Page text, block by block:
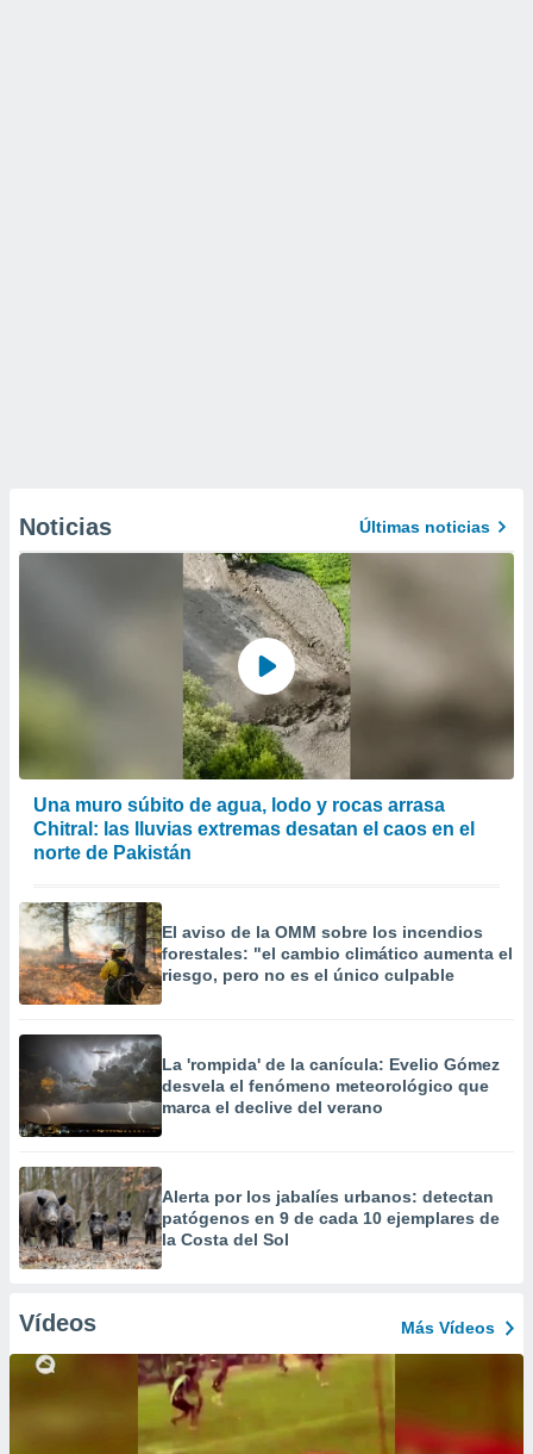
Noticias Últimas noticias
Una muro súbito de agua, lodo y rocas arrasa
Chitral: las lluvias extremas desatan el caos en el
norte de Pakistán
El aviso de la OMM sobre los incendios
forestales: "el cambio climático aumenta el
riesgo, pero no es el único culpable
La 'rompida' de la canícula: Evelio Gómez
desvela el fenómeno meteorológico que
marca el declive del verano
Alerta por los jabalíes urbanos: detectan
patógenos en 9 de cada 10 ejemplares de
la Costa del Sol
Vídeos Más Vídeos